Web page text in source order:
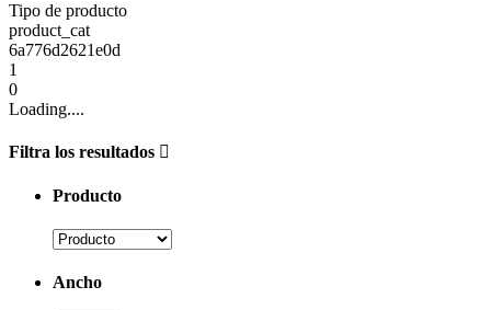
Tipo de producto
product_cat
6a776d2621e0d
1
0
Loading....
Filtra los resultados
Producto
Ancho